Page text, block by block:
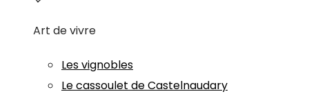
Art de vivre
Les vignobles
Le cassoulet de Castelnaudary